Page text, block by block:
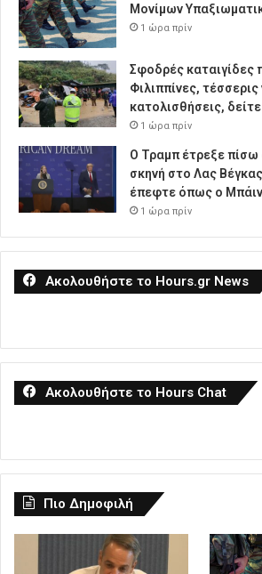
Μονίμων
1 ώρα πρίν
Σφοδρές καταιγίδες
Φιλιππίνες,
κατολισθήσεις,
1 ώρα πρίν
Ο Τραμπ έτρεξε πίσω
σκηνή στο Λας
έπεφτε όπως ο
1 ώρα πρίν
Ακολουθήστε το Hours.gr News
Ακολουθήστε το Hours Chat
Πιο Δημοφιλή